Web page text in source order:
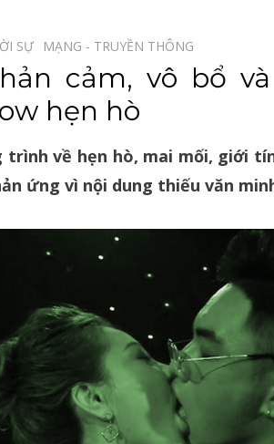
SỰ⠀ MẠNG - TRUYỀN THÔNG⠀
cảm, vô bổ
hẹn hò
trình về hẹn hò, mai mối, giới
ứng vì nội dung thiếu văn